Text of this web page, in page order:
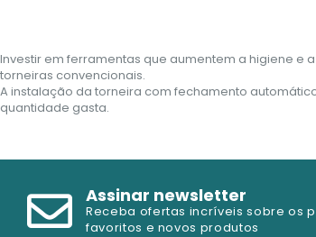
Investir em ferramentas que aumentem a higiene e
torneiras convencionais.
A instalação da torneira com fechamento
quantidade gasta.
Assinar newsletter
Receba ofertas incríveis sobre os
favoritos e novos produtos